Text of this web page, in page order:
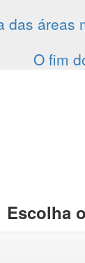
das áreas
O fim
Escolha